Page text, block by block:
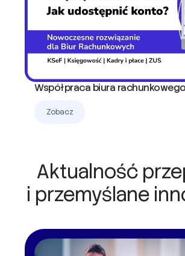
Współpraca biura
Zobacz
Aktualność
i przemyślane